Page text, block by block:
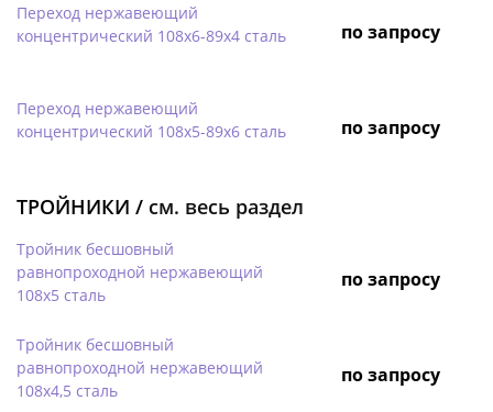
Переход нержавеющий
концентрический 108х6-89х4 сталь
по запросу
Переход нержавеющий
концентрический 108х5-89х6 сталь
по запросу
ТРОЙНИКИ / см. весь раздел
Тройник бесшовный
равнопроходной нержавеющий
108х5 сталь
по запросу
Тройник бесшовный
равнопроходной нержавеющий
108х4,5 сталь
по запросу